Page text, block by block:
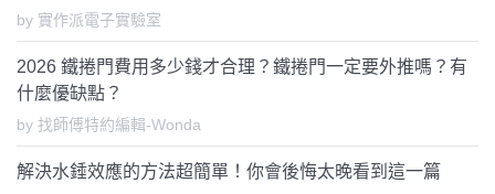
by 實作派電子實驗室
2026 鐵捲門費用多少錢才合理？鐵捲門一定要外推嗎？有
什麼優缺點？
by 找師傅特約編輯-Wonda
解決水錘效應的方法超簡單！你會後悔太晚看到這一篇